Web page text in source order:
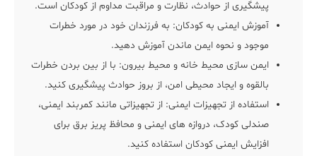
پیشگیری از حوادث، نظارت و مراقبت مداوم از کودکان است.
آموزش ایمنی به کودکان: به فرزندان خود در مورد خطرات
موجود و نحوه ایمن ماندن آموزش دهید.
ایمن سازی محیط خانه و محیط بیرون: با از بین بردن خطرات
بالقوه و ایجاد محیطی امن، از بروز حوادث پیشگیری کنید.
استفاده از تجهیزات ایمنی: از تجهیزاتی مانند کمربند ایمنی،
صندلی کودک، دروازه های ایمنی و محافظ پریز برق برای
افزایش ایمنی کودکان استفاده کنید.